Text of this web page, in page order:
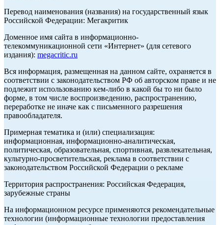
Перевод наименования (названия) на государственный язык
Российской Федерации: Мегакритик
Доменное имя сайта в информационно-
телекоммуникационной сети «Интернет» (для сетевого
издания): megacritic.ru
Вся информация, размещенная на данном сайте, охраняется в
соответствии с законодательством РФ об авторском праве и не
подлежит использованию кем-либо в какой бы то ни было
форме, в том числе воспроизведению, распространению,
переработке не иначе как с письменного разрешения
правообладателя.
Примерная тематика и (или) специализация:
информационная, информационно-аналитическая,
политическая, образовательная, спортивная, развлекательная,
культурно-просветительская, реклама в соответствии с
законодательством Российской Федерации о рекламе
Территория распространения: Российская Федерация,
зарубежные страны
На информационном ресурсе применяются рекомендательные
технологии (информационные технологии предоставления